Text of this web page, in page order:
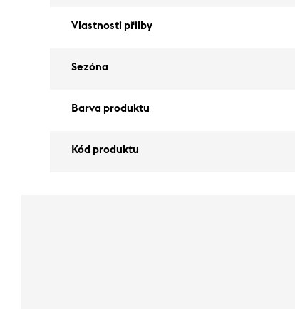
Vlastnosti přilby
Sezóna
Barva produktu
Kód produktu